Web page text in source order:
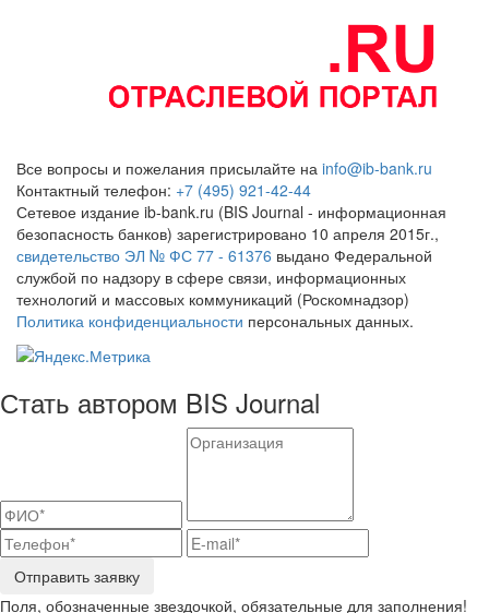
Все вопросы и пожелания присылайте на info@ib-bank.ru
Контактный телефон: +7 (495) 921-42-44
Сетевое издание ib-bank.ru (BIS Journal - информационная
безопасность банков) зарегистрировано 10 апреля 2015г.,
свидетельство ЭЛ № ФС 77 - 61376 выдано Федеральной
службой по надзору в сфере связи, информационных
технологий и массовых коммуникаций (Роскомнадзор)
Политика конфиденциальности персональных данных.
Стать автором BIS Journal
Отправить заявку
Поля, обозначенные звездочкой, обязательные для заполнения!